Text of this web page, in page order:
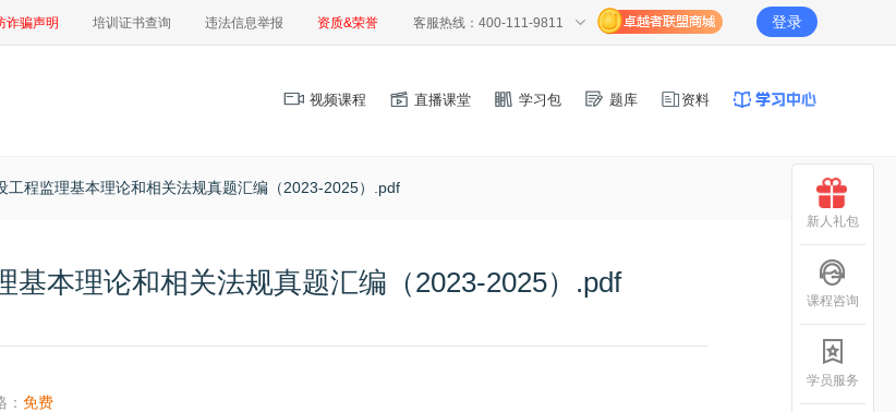
诈骗声明 培训证书查询 违法信息举报 资质&荣誉 客服热线：400-111-9811 登录
视频课程 直播课堂 学习包 题库 资料
工程监理基本理论和相关法规真题汇编（2023-2025）.pdf
基本理论和相关法规真题汇编（2023-2025）.pdf
： 免费
新人礼包
课程咨询
学员服务